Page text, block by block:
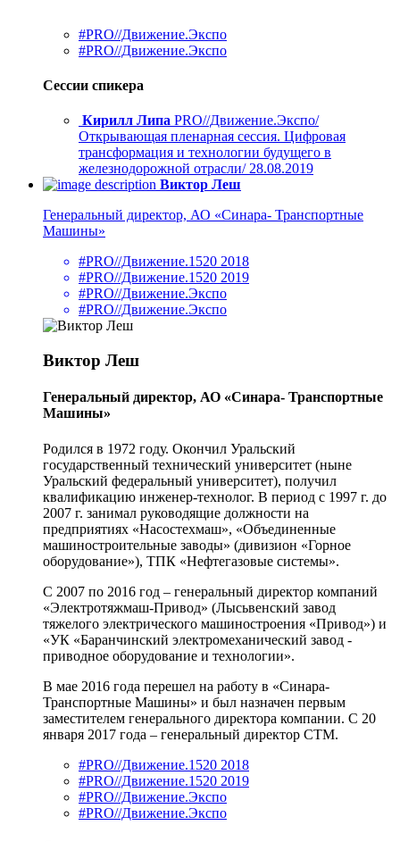
#PRO//Движение.Экспо
#PRO//Движение.Экспо
Сессии спикера
Кирилл Липа PRO//Движение.Экспо/
Открывающая пленарная сессия. Цифровая
трансформация и технологии будущего в
железнодорожной отрасли/ 28.08.2019
Виктор Леш
Генеральный директор, АО «Синара- Транспортные
Машины»
#PRO//Движение.1520 2018
#PRO//Движение.1520 2019
#PRO//Движение.Экспо
#PRO//Движение.Экспо
Виктор Леш
Генеральный директор, АО «Синара- Транспортные
Машины»
Родился в 1972 году. Окончил Уральский
государственный технический университет (ныне
Уральский федеральный университет), получил
квалификацию инженер-технолог. В период с 1997 г. до
2007 г. занимал руководящие должности на
предприятиях «Насостехмаш», «Объединенные
машиностроительные заводы» (дивизион «Горное
оборудование»), ТПК «Нефтегазовые системы».
С 2007 по 2016 год – генеральный директор компаний
«Электротяжмаш-Привод» (Лысьвенский завод
тяжелого электрического машиностроения «Привод») и
«УК «Баранчинский электромеханический завод -
приводное оборудование и технологии».
В мае 2016 года перешел на работу в «Синара-
Транспортные Машины» и был назначен первым
заместителем генерального директора компании. С 20
января 2017 года – генеральный директор СТМ.
#PRO//Движение.1520 2018
#PRO//Движение.1520 2019
#PRO//Движение.Экспо
#PRO//Движение.Экспо